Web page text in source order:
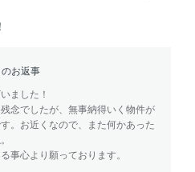
お返事
ました！
念でしたが、無事納得いく物件が
。お近くなので、また何かあった
事心より願っております。